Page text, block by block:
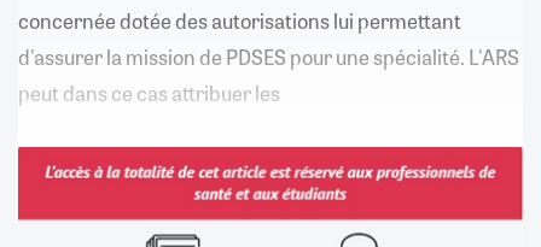
concernée dotée des autorisations lui permettant
d'assurer la mission de PDSES pour une spécialité. L'ARS
peut dans ce cas attribuer les